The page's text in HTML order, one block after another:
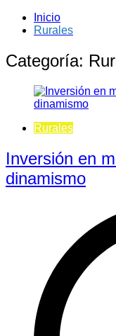
Inicio
Rurales
Categoría:
Rurales
Inversión en
dinamismo